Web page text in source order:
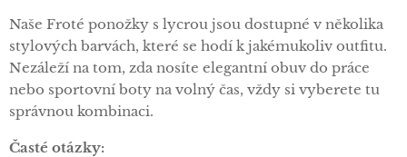
Naše Froté ponožky s lycrou jsou dostupné v několika
stylových barvách, které se hodí k jakémukoliv outfitu.
Nezáleží na tom, zda nosíte elegantní obuv do práce
nebo sportovní boty na volný čas, vždy si vyberete tu
správnou kombinaci.
Časté otázky: